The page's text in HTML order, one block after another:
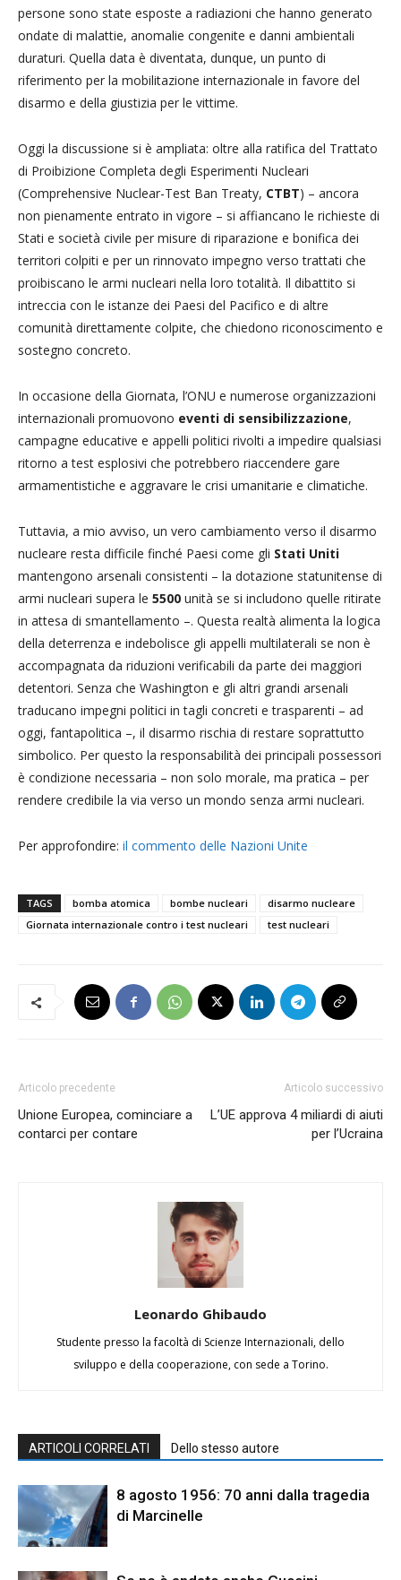
persone sono state esposte a radiazioni che hanno generato
ondate di malattie, anomalie congenite e danni ambientali
duraturi. Quella data è diventata, dunque, un punto di
riferimento per la mobilitazione internazionale in favore del
disarmo e della giustizia per le vittime.
Oggi la discussione si è ampliata: oltre alla ratifica del Trattato
di Proibizione Completa degli Esperimenti Nucleari
(Comprehensive Nuclear-Test Ban Treaty, CTBT) – ancora
non pienamente entrato in vigore – si affiancano le richieste di
Stati e società civile per misure di riparazione e bonifica dei
territori colpiti e per un rinnovato impegno verso trattati che
proibiscano le armi nucleari nella loro totalità. Il dibattito si
intreccia con le istanze dei Paesi del Pacifico e di altre
comunità direttamente colpite, che chiedono riconoscimento e
sostegno concreto.
In occasione della Giornata, l’ONU e numerose organizzazioni
internazionali promuovono eventi di sensibilizzazione,
campagne educative e appelli politici rivolti a impedire qualsiasi
ritorno a test esplosivi che potrebbero riaccendere gare
armamentistiche e aggravare le crisi umanitarie e climatiche.
Tuttavia, a mio avviso, un vero cambiamento verso il disarmo
nucleare resta difficile finché Paesi come gli Stati Uniti
mantengono arsenali consistenti – la dotazione statunitense di
armi nucleari supera le 5500 unità se si includono quelle ritirate
in attesa di smantellamento –. Questa realtà alimenta la logica
della deterrenza e indebolisce gli appelli multilaterali se non è
accompagnata da riduzioni verificabili da parte dei maggiori
detentori. Senza che Washington e gli altri grandi arsenali
traducano impegni politici in tagli concreti e trasparenti – ad
oggi, fantapolitica –, il disarmo rischia di restare soprattutto
simbolico. Per questo la responsabilità dei principali possessori
è condizione necessaria – non solo morale, ma pratica – per
rendere credibile la via verso un mondo senza armi nucleari.
Per approfondire: il commento delle Nazioni Unite
TAGS bomba atomica bombe nucleari
disarmo nucleare
Giornata internazionale contro i test nucleari
test nucleari
Articolo precedente
Unione Europea, cominciare a
contarci per contare
Articolo successivo
L’UE approva 4 miliardi di aiuti
per l’Ucraina
Leonardo Ghibaudo
Studente presso la facoltà di Scienze Internazionali, dello
sviluppo e della cooperazione, con sede a Torino.
ARTICOLI CORRELATI Dello stesso autore
8 agosto 1956: 70 anni dalla tragedia
di Marcinelle